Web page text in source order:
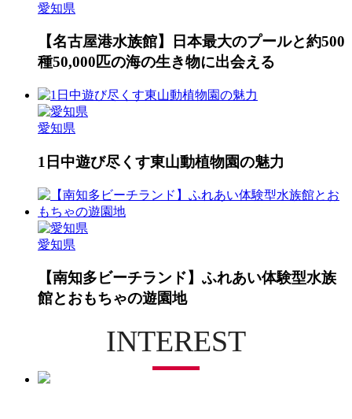
愛知県
【名古屋港水族館】日本最大のプールと約500
種50,000匹の海の生き物に出会える
愛知県
1日中遊び尽くす東山動植物園の魅力
愛知県
【南知多ビーチランド】ふれあい体験型水族
館とおもちゃの遊園地
INTEREST